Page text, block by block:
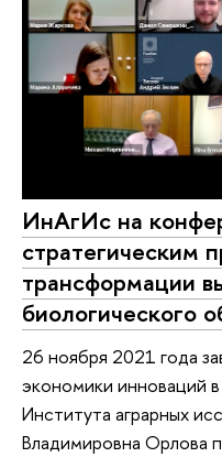
ИнАгИс на
стратегическим
трансформации
биологического
26 ноября 2021 года
экономики инноваций
Института аграрных
Владимировна Орлова